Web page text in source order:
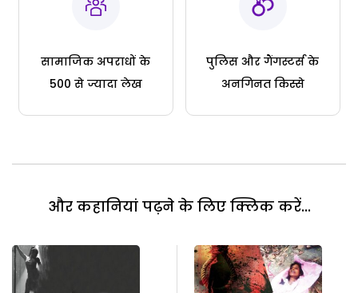
सामाजिक अपराधों के
500 से ज्यादा लेख
पुलिस और गैंगस्टर्स के
अनगिनत किस्से
और कहानियां पढ़ने के लिए क्लिक करें...